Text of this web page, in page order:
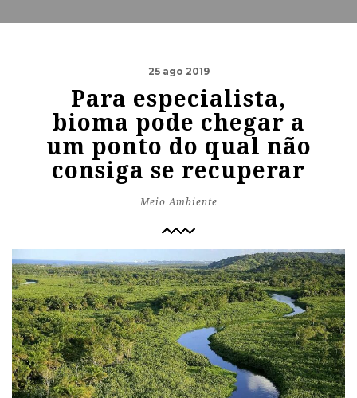
25 ago 2019
Para especialista,
bioma pode chegar a
um ponto do qual não
consiga se recuperar
Meio Ambiente